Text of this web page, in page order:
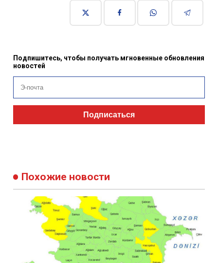
Подпишитесь, чтобы получать мгновенные обновления
новостей
Подписаться
Похожие новости